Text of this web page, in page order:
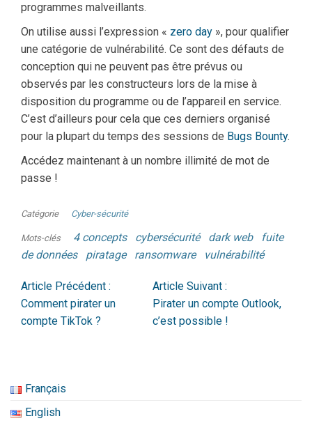
programmes malveillants.
On utilise aussi l’expression « zero day », pour qualifier
une catégorie de vulnérabilité. Ce sont des défauts de
conception qui ne peuvent pas être prévus ou
observés par les constructeurs lors de la mise à
disposition du programme ou de l’appareil en service.
C’est d’ailleurs pour cela que ces derniers organisé
pour la plupart du temps des sessions de Bugs Bounty.
Accédez maintenant à un nombre illimité de mot de
passe !
Catégorie Cyber-sécurité
Mots-clés 4 concepts cybersécurité dark web
fuite
de données
piratage ransomware vulnérabilité
Article Précédent :
Comment pirater un
compte TikTok ?
Article Suivant :
Pirater un compte Outlook,
c’est possible !
Français
English